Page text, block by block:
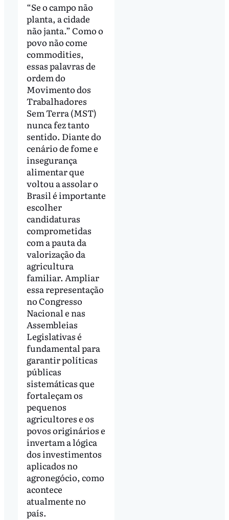
“Se o campo não
planta, a cidade
não janta.” Como o
povo não come
commodities,
essas palavras de
ordem do
Movimento dos
Trabalhadores
Sem Terra (MST)
nunca fez tanto
sentido. Diante do
cenário de fome e
insegurança
alimentar que
voltou a assolar o
Brasil é importante
escolher
candidaturas
comprometidas
com a pauta da
valorização da
agricultura
familiar. Ampliar
essa representação
no Congresso
Nacional e nas
Assembleias
Legislativas é
fundamental para
garantir políticas
públicas
sistemáticas que
fortaleçam os
pequenos
agricultores e os
povos originários e
invertam a lógica
dos investimentos
aplicados no
agronegócio, como
acontece
atualmente no
país.